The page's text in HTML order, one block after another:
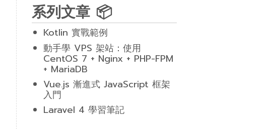
系列文章 📦
Kotlin 實戰範例
動手學 VPS 架站：使用
CentOS 7 + Nginx + PHP-FPM
+ MariaDB
Vue.js 漸進式 JavaScript 框架
入門
Laravel 4 學習筆記